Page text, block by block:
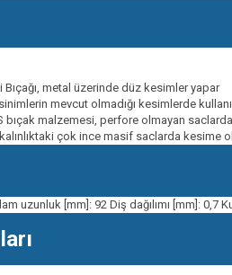
metal üzerinde düz kesimler yapar
mevcut olmadığı kesimlerde
malzemesi, perfore olmayan
çok ince masif saclarda kesime
uzunluk [mm]: 92 Diş dağılımı [mm]: 0,7